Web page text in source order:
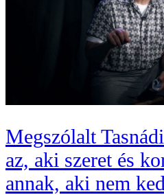
Megszólalt
az, aki szeret és
annak, aki nem